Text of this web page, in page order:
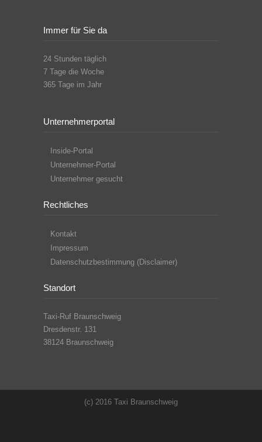
Immer für Sie da
24 Stunden täglich
7 Tage die Woche
365 Tage im Jahr
Unternehmerportal
Inside-Portal
Unternehmer-Portal
Unternehmer gesucht
Rechtliches
Kontakt
Impressum
Datenschutzbestimmung (Disclaimer)
Standort
Taxi-Ruf Braunschweig
Dresdenstr. 131
38124 Braunschweig
(c) 2016 Taxi Braunschweig